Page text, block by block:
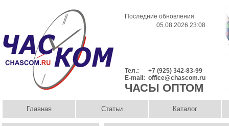
Последние обновления
05.08.2026 23:08
Тел.:
+7 (925) 342-83-99
E-mail: office@chascom.ru
ЧАСЫ ОПТОМ
Главная Статьи Каталог